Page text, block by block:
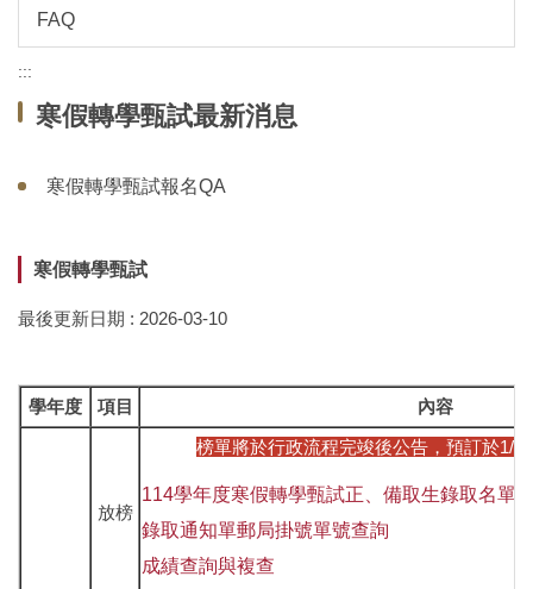
FAQ
:::
寒假轉學甄試最新消息
寒假轉學甄試報名QA
寒假轉學甄試
最後更新日期 : 2026-03-10
學年度 項目 內容
放榜
榜單將於行政流程完竣後公告，預訂於1/
114學年度寒假轉學甄試正、備取生錄取名單
錄取通知單郵局掛號單號查詢
成績查詢與複查